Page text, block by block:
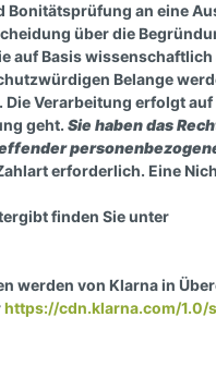
an eine
über die
auf Basis
Belange
Verarbeitung erfolgt auf
geht. Sie haben das
erforderlich. Eine
finden Sie unter
werden von Klarna in
https://cdn.klarna.com/